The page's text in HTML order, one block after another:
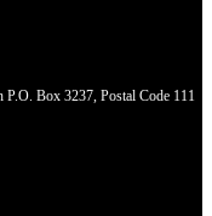
Box 3237, Postal Code 111